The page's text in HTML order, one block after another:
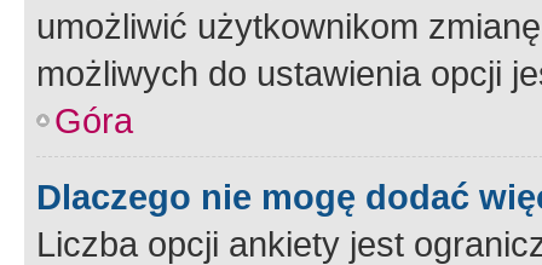
umożliwić użytkownikom
możliwych do ustawienia opcji
Góra
Dlaczego nie mogę dodać
Liczba opcji ankiety jest